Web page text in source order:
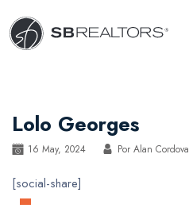
Lolo Georges
16 May, 2024 Por Alan Cordova
[social-share]